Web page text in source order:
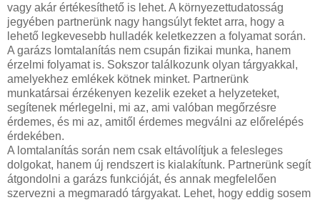
vagy akár értékesíthető is lehet. A környezettudatosság
jegyében partnerünk nagy hangsúlyt fektet arra, hogy a
lehető legkevesebb hulladék keletkezzen a folyamat során.
A garázs lomtalanítás nem csupán fizikai munka, hanem
érzelmi folyamat is. Sokszor találkozunk olyan tárgyakkal,
amelyekhez emlékek kötnek minket. Partnerünk
munkatársai érzékenyen kezelik ezeket a helyzeteket,
segítenek mérlegelni, mi az, ami valóban megőrzésre
érdemes, és mi az, amitől érdemes megválni az előrelépés
érdekében.
A lomtalanítás során nem csak eltávolítjuk a felesleges
dolgokat, hanem új rendszert is kialakítunk. Partnerünk segít
átgondolni a garázs funkcióját, és annak megfelelően
szervezni a megmaradó tárgyakat. Lehet, hogy eddig sosem